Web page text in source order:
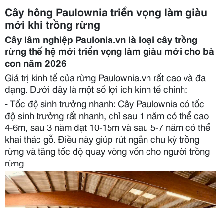
Cây hông Paulownia triển vọng làm giàu
mới khi trồng rừng
Cây lâm nghiệp Paulonia.vn là loại cây trồng
rừng thế hệ mới triển vọng làm giàu mới cho bà
con năm 2026
Giá trị kinh tế của rừng Paulownia.vn rất cao và đa
dạng. Dưới đây là một số lợi ích kinh tế chính:
- Tốc độ sinh trưởng nhanh: Cây Paulownia có tốc
độ sinh trưởng rất nhanh, chỉ sau 1 năm có thể cao
4-6m, sau 3 năm đạt 10-15m và sau 5-7 năm có thể
khai thác gỗ. Điều này giúp rút ngắn chu kỳ trồng
rừng và tăng tốc độ quay vòng vốn cho người trồng
rừng.